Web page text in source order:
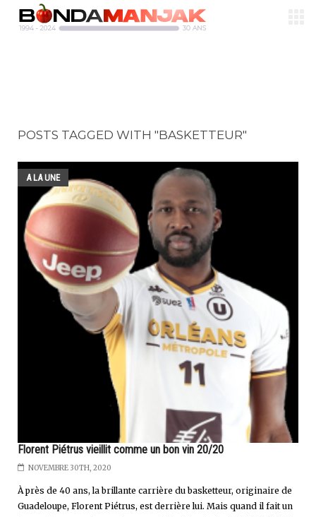
POSTS TAGGED WITH "BASKETTEUR"
A LA UNE
Florent Piétrus vieillit comme un bon vin 20/20
NOVEMBRE 30TH, 2020
À près de 40 ans, la brillante carrière du basketteur, originaire de
Guadeloupe, Florent Piétrus, est derrière lui. Mais quand il fait un